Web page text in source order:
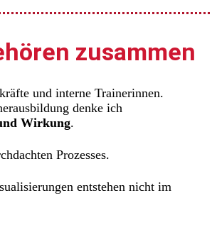
zusammen
und interne Trainerinnen.
denke ich
Wirkung.
Prozesses.
entstehen nicht im